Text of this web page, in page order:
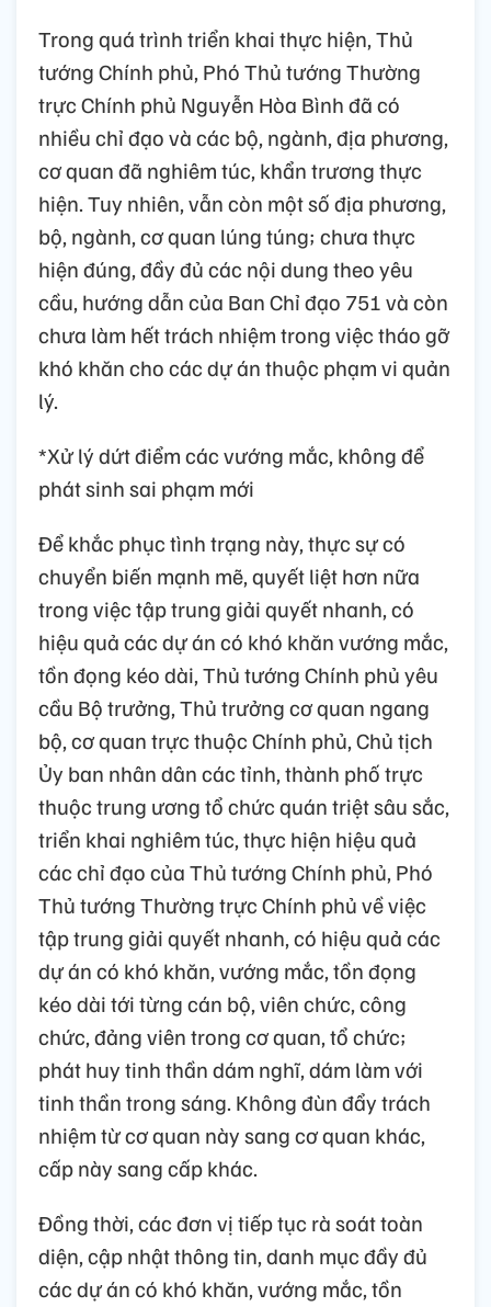
Trong quá trình triển khai thực hiện, Thủ
tướng Chính phủ, Phó Thủ tướng Thường
trực Chính phủ Nguyễn Hòa Bình đã có
nhiều chỉ đạo và các bộ, ngành, địa phương,
cơ quan đã nghiêm túc, khẩn trương thực
hiện. Tuy nhiên, vẫn còn một số địa phương,
bộ, ngành, cơ quan lúng túng; chưa thực
hiện đúng, đầy đủ các nội dung theo yêu
cầu, hướng dẫn của Ban Chỉ đạo 751 và còn
chưa làm hết trách nhiệm trong việc tháo gỡ
khó khăn cho các dự án thuộc phạm vi quản
lý.
*Xử lý dứt điểm các vướng mắc, không để
phát sinh sai phạm mới
Để khắc phục tình trạng này, thực sự có
chuyển biến mạnh mẽ, quyết liệt hơn nữa
trong việc tập trung giải quyết nhanh, có
hiệu quả các dự án có khó khăn vướng mắc,
tồn đọng kéo dài, Thủ tướng Chính phủ yêu
cầu Bộ trưởng, Thủ trưởng cơ quan ngang
bộ, cơ quan trực thuộc Chính phủ, Chủ tịch
Ủy ban nhân dân các tỉnh, thành phố trực
thuộc trung ương tổ chức quán triệt sâu sắc,
triển khai nghiêm túc, thực hiện hiệu quả
các chỉ đạo của Thủ tướng Chính phủ, Phó
Thủ tướng Thường trực Chính phủ về việc
tập trung giải quyết nhanh, có hiệu quả các
dự án có khó khăn, vướng mắc, tồn đọng
kéo dài tới từng cán bộ, viên chức, công
chức, đảng viên trong cơ quan, tổ chức;
phát huy tinh thần dám nghĩ, dám làm với
tinh thần trong sáng. Không đùn đẩy trách
nhiệm từ cơ quan này sang cơ quan khác,
cấp này sang cấp khác.
Đồng thời, các đơn vị tiếp tục rà soát toàn
diện, cập nhật thông tin, danh mục đầy đủ
các dự án có khó khăn, vướng mắc, tồn